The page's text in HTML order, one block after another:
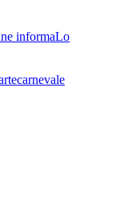
informaLo
carnevale